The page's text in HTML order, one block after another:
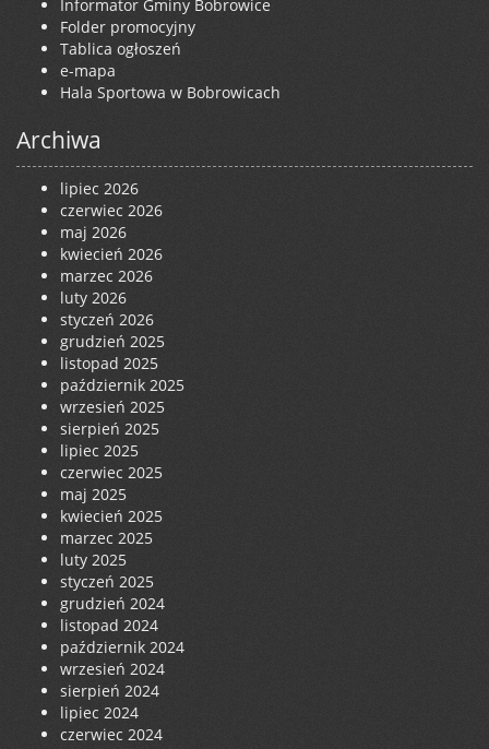
Informator Gminy Bobrowice
Folder promocyjny
Tablica ogłoszeń
e-mapa
Hala Sportowa w Bobrowicach
Archiwa
lipiec 2026
czerwiec 2026
maj 2026
kwiecień 2026
marzec 2026
luty 2026
styczeń 2026
grudzień 2025
listopad 2025
październik 2025
wrzesień 2025
sierpień 2025
lipiec 2025
czerwiec 2025
maj 2025
kwiecień 2025
marzec 2025
luty 2025
styczeń 2025
grudzień 2024
listopad 2024
październik 2024
wrzesień 2024
sierpień 2024
lipiec 2024
czerwiec 2024